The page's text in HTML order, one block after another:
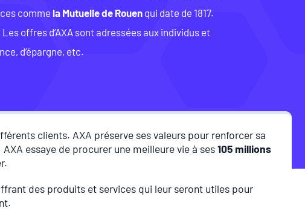
comme la Mutuelle de Rouen qui date de 1817.
offres d’AXA sont adressées aux individus et
d’épargne, etc.
clients. AXA préserve ses valeurs pour renforcer sa
essaye de procurer une meilleure vie à ses105 millions
des produits et services qui leur seront utiles pour